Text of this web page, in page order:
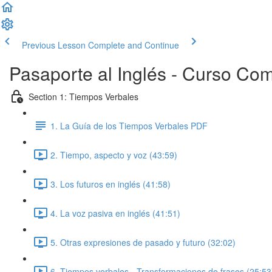
Previous Lesson Complete and Continue
Pasaporte al Inglés - Curso
Section 1: Tiempos Verbales
1. La Guía de los Tiempos Verbales PDF
2. Tiempo, aspecto y voz (43:59)
3. Los futuros en inglés (41:58)
4. La voz pasiva en inglés (41:51)
5. Otras expresiones de pasado y futuro (32:02)